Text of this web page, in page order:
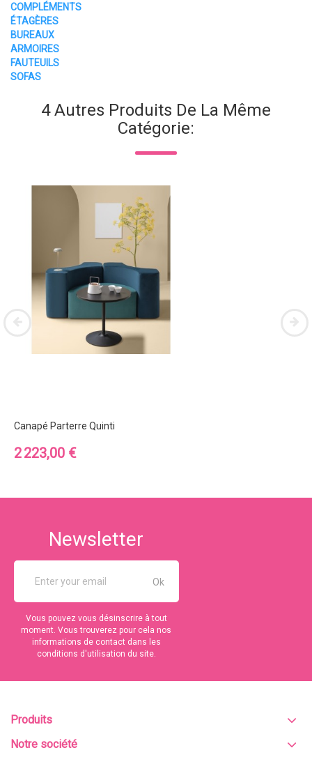
COMPLÉMENTS
ÉTAGÈRES
BUREAUX
ARMOIRES
FAUTEUILS
SOFAS
4 Autres Produits De La Même
Catégorie:
Canapé Parterre Quinti
Prix
2 223,00 €
Newsletter
Vous pouvez vous désinscrire à tout
moment. Vous trouverez pour cela nos
informations de contact dans les
conditions d'utilisation du site.
Produits
Notre société